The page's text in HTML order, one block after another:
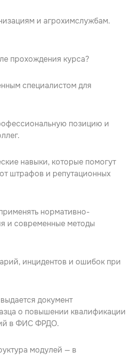
и агрохимслужбам.
прохождения курса?
специалистом для
позицию и
навыки, которые помогут
штрафов и репутационных
нормативно-
и современные методы
инцидентов и ошибок при
документ
о повышении квалификации
в ФИС ФРДО.
модулей — в